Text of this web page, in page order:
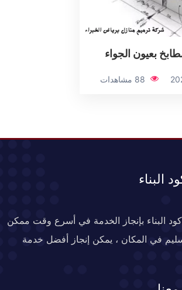
بعيون الجواء
88 مشاهدات
البناء
البناء بإنجاز الخدمة في أسرع وقت ممكن
في المكان ، يمكن إنجاز أفضل خدمة